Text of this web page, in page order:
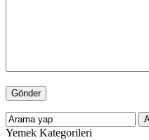
Yemek Kategorileri